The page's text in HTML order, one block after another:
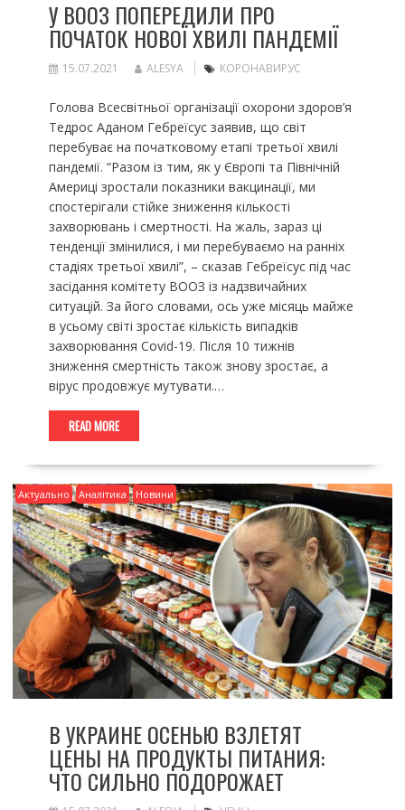
У ВООЗ ПОПЕРЕДИЛИ ПРО
ПОЧАТОК НОВОЇ ХВИЛІ ПАНДЕМІЇ
15.07.2021 ALESYA КОРОНАВИРУС
Голова Всесвітньої організації охорони здоров’я
Тедрос Аданом Гебреїсус заявив, що світ
перебуває на початковому етапі третьої хвилі
пандемії. “Разом із тим, як у Європі та Північній
Америці зростали показники вакцинації, ми
спостерігали стійке зниження кількості
захворювань і смертності. На жаль, зараз ці
тенденції змінилися, і ми перебуваємо на ранніх
стадіях третьої хвилі”, – сказав Гебреїсус під час
засідання комітету ВООЗ із надзвичайних
ситуацій. За його словами, ось уже місяць майже
в усьому світі зростає кількість випадків
захворювання Covid-19. Після 10 тижнів
зниження смертність також знову зростає, а
вірус продовжує мутувати.…
READ MORE
Актуально Аналітика Новини
В УКРАИНЕ ОСЕНЬЮ ВЗЛЕТЯТ
ЦЕНЫ НА ПРОДУКТЫ ПИТАНИЯ:
ЧТО СИЛЬНО ПОДОРОЖАЕТ